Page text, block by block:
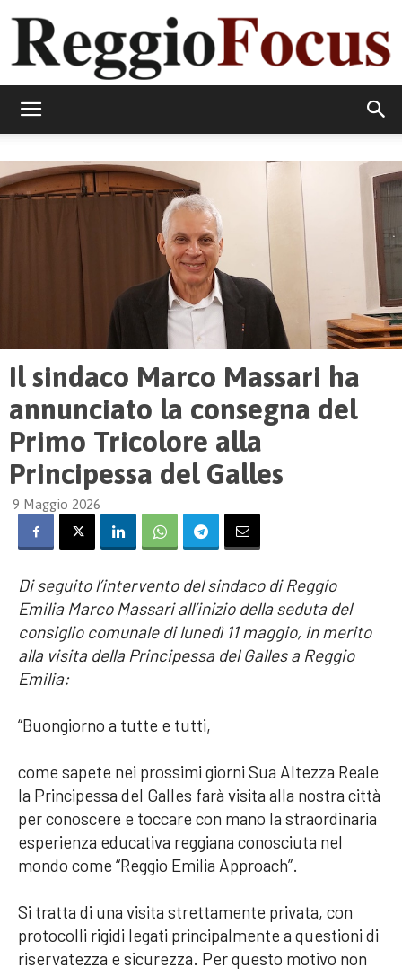
Il sindaco Marco Massari ha
annunciato la consegna del
Primo Tricolore alla
Principessa del Galles
9 Maggio 2026
Di seguito l’intervento del sindaco di Reggio
Emilia Marco Massari all’inizio della seduta del
consiglio comunale di lunedì 11 maggio, in merito
alla visita della Principessa del Galles a Reggio
Emilia:
“Buongiorno a tutte e tutti,
come sapete nei prossimi giorni Sua Altezza Reale
la Principessa del Galles farà visita alla nostra città
per conoscere e toccare con mano la straordinaria
esperienza educativa reggiana conosciuta nel
mondo come “Reggio Emilia Approach”.
Si tratta di una visita strettamente privata, con
protocolli rigidi legati principalmente a questioni di
riservatezza e sicurezza. Per questo motivo non